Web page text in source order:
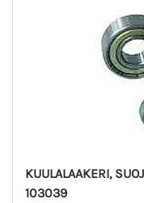
KUULALAAKERI,
103039